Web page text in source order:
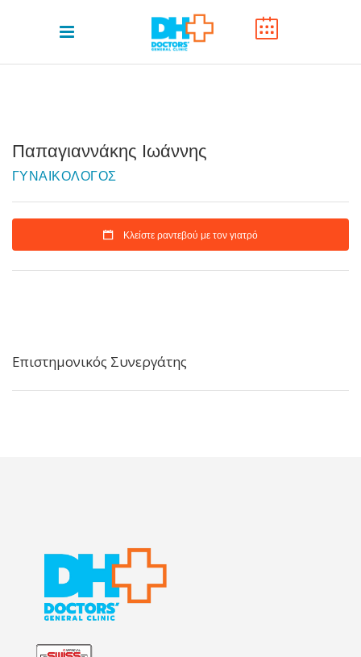
Παπαγιαννάκης Ιωάννης
ΓΥΝΑΙΚΟΛΟΓΟΣ
Κλείστε ραντεβού με τον γιατρό
Επιστημονικός Συνεργάτης